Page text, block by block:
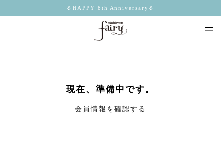
🌷HAPPY 8th Anniversary🌷
現在、準備中です。
会員情報を確認する